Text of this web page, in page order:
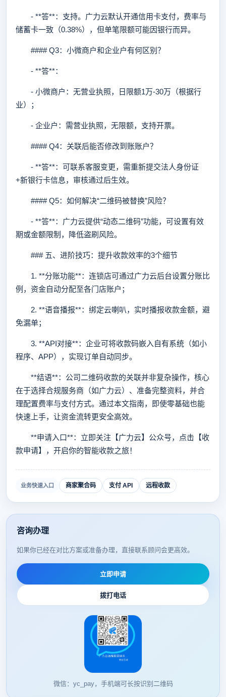
- **答**：支持。广力云默认开通信用卡支付，费率与
储蓄卡一致（0.38%），但单笔限额可能因银行而异。
#### Q3：小微商户和企业户有何区别？
- **答**：
- 小微商户：无营业执照，日限额1万-30万（根据行
业）；
- 企业户：需营业执照，无限额，支持开票。
#### Q4：关联后能否修改到账账户？
- **答**：可联系客服变更，需重新提交法人身份证
+新银行卡信息，审核通过后生效。
#### Q5：如何解决“二维码被替换”风险？
- **答**：广力云提供“动态二维码”功能，可设置有效
期或金额限制，降低盗刷风险。
### 五、进阶技巧：提升收款效率的3个细节
1. **分账功能**：连锁店可通过广力云后台设置分账比
例，资金自动分配至各门店账户；
2. **语音播报**：绑定云喇叭，实时播报收款金额，避
免漏单；
3. **API对接**：企业可将收款码嵌入自有系统（如小
程序、APP），实现订单自动同步。
**结语**：公司二维码收款的关联并非复杂操作，核心
在于选择合规服务商（如广力云）、准备完整资料，并合
理配置费率与支付方式。通过本文指南，即使零基础也能
快速上手，让资金流转更安全高效。
**申请入口**：立即关注【广力云】公众号，点击【收
款申请】，开启你的智能收款之旅！
业务快速入口 商家聚合码 支付 API 远程收款
咨询办理
如果你已经在对比方案或准备办理，直接联系顾问会更高效。
立即申请
拨打电话
微信：yc_pay，手机端可长按识别二维码